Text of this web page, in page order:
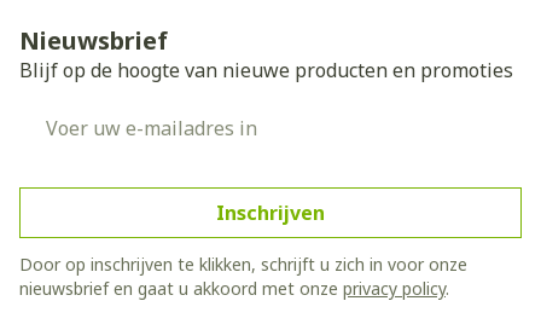
Nieuwsbrief
Blijf op de hoogte van nieuwe producten en promoties
Inschrijven
Door op inschrijven te klikken, schrijft u zich in voor onze
nieuwsbrief en gaat u akkoord met onze privacy policy.